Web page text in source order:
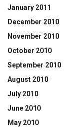
January 2011
December 2010
November 2010
October 2010
September 2010
August 2010
July 2010
June 2010
May 2010